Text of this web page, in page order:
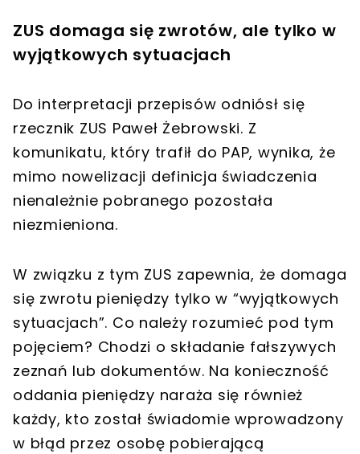
ZUS domaga się zwrotów, ale tylko w
wyjątkowych sytuacjach
Do interpretacji przepisów odniósł się
rzecznik ZUS Paweł Żebrowski. Z
komunikatu, który trafił do PAP, wynika, że
mimo nowelizacji definicja świadczenia
nienależnie pobranego pozostała
niezmieniona.
W związku z tym ZUS zapewnia, że domaga
się zwrotu pieniędzy tylko w “wyjątkowych
sytuacjach”. Co należy rozumieć pod tym
pojęciem? Chodzi o składanie fałszywych
zeznań lub dokumentów. Na konieczność
oddania pieniędzy naraża się również
każdy, kto został świadomie wprowadzony
w błąd przez osobę pobierającą